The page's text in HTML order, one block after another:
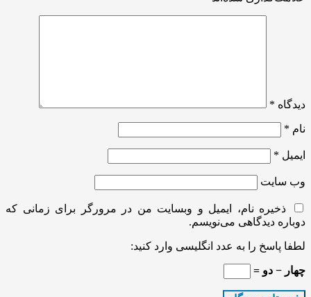
دیدگاه *
نام *
ایمیل *
وب‌ سایت
ذخیره نام، ایمیل و وبسایت من در مرورگر برای زمانی که
دوباره دیدگاهی می‌نویسم.
لطفا پاسخ را به عدد انگلیسی وارد کنید:
چهار − دو =